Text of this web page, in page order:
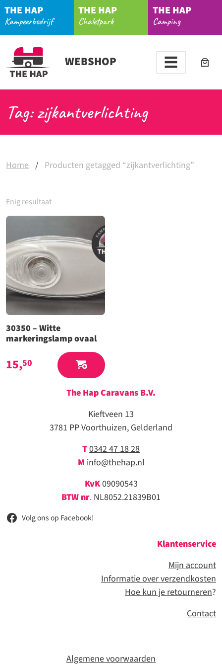
THE HAP
Kampeerbedrijf
THE HAP
Chaletpark
THE HAP
Camping
WEBSHOP
Tag: zijkantverlichting
Home / Producten getagged “zijkantverlichting”
Enig resultaat
30350 – Witte
markeringslamp ovaal
15,50
The Hap Caravans B.V.
Kieftveen 13
3781 PP Voorthuizen, Gelderland
T0342 47 18 28
M info@thehap.nl
KvK09090543
BTW nr. NL8052.21839B01
Volg ons op Facebook!
Klantenservice
Mijn account
Informatie over verzendkosten
Hoe kun je retourneren?
Contact
Algemene voorwaarden